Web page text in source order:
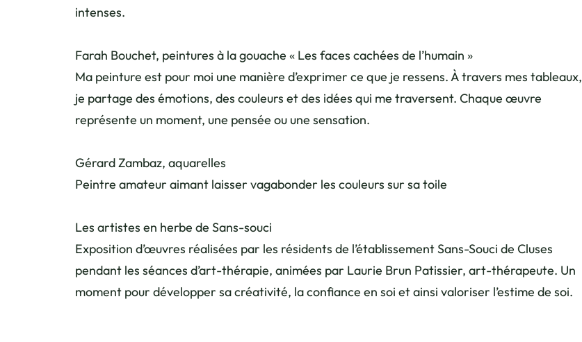
intenses.
Farah Bouchet, peintures à la gouache « Les faces cachées de l’humain »
Ma peinture est pour moi une manière d’exprimer ce que je ressens. À travers mes tableaux,
je partage des émotions, des couleurs et des idées qui me traversent. Chaque œuvre
représente un moment, une pensée ou une sensation.
Gérard Zambaz, aquarelles
Peintre amateur aimant laisser vagabonder les couleurs sur sa toile
Les artistes en herbe de Sans-souci
Exposition d’œuvres réalisées par les résidents de l’établissement Sans-Souci de Cluses
pendant les séances d’art-thérapie, animées par Laurie Brun Patissier, art-thérapeute. Un
moment pour développer sa créativité, la confiance en soi et ainsi valoriser l’estime de soi.